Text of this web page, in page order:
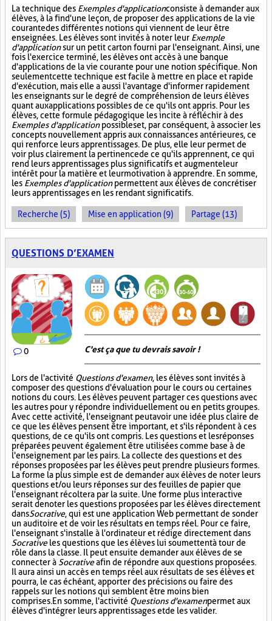
La technique des Exemples d'applicationconsiste à demander aux
élèves, à la fin d'une leçon, de proposer des applications de la vie
courante des différentes notions qui viennent de leur être
enseignées. Les élèves sont invités à noter leur Exemple
d'applicationsur un petit carton fourni par l'enseignant. Ainsi, une
fois l'exercice terminé, les élèves ont accès à une banque
d'applications de la vie courante pour une notion spécifique. Non
seulement cette technique est facile à mettre en place et rapide
d'exécution, mais elle a aussi l'avantage d'informer rapidement
les enseignants sur le degré de compréhension de leurs élèves
quant aux applications possibles de ce qu'ils ont appris. Pour les
élèves, cette formule pédagogique les incite à réfléchir à des
Exemples d'applicationpossibles et, par conséquent, à associer les
concepts nouvellement appris aux connaissances antérieures, ce
qui renforce leurs apprentissages. De plus, elle leur permet de
voir plus clairement la pertinence de ce qu'ils apprennent, ce qui
rend leurs apprentissages plus significatifs et augmente leur
intérêt pour la matière et leur motivation à apprendre. En somme,
les Exemples d'applicationpermettent aux élèves de concrétiser
leurs apprentissages en les rendant significatifs.
Recherche (5) Mise en application (9) Partage (13)
QUESTIONS D’EXAMEN
0 C'est ça que tu devrais savoir !
Lors de l'activité Questions d'examen, les élèves sont invités à
composer des questions d'évaluation pour le cours ou certaines
notions du cours. Les élèves peuvent partager ces questions avec
les autres pour y répondre individuellement ou en petits groupes.
Avec cette activité, l'enseignant peut avoir une idée plus claire de
ce que les élèves pensent être important, et s'ils répondent à ces
questions, de ce qu'ils ont compris. Les questions et les réponses
préparées peuvent également être utilisées comme base à de
l'enseignement par les pairs. La collecte des questions et des
réponses proposées par les élèves peut prendre plusieurs formes.
La forme la plus simple est de demander aux élèves de noter leurs
questions et/ou leurs réponses sur des feuilles de papier que
l'enseignant récoltera par la suite. Une forme plus interactive
serait de noter les questions proposées par les élèves directement
dansSocrative, qui est une application Web permettant de sonder
un auditoire et de voir les résultats en temps réel. Pour ce faire,
l'enseignant s'installe à l'ordinateur et rédige directement dans
Socrativeles questions que les élèves lui soumettent à tour de
rôle dans la classe. Il peut ensuite demander aux élèves de se
connecter à Socrativeafin de répondre aux questions proposées.
Il aura ainsi un accès en temps réel aux résultats de ses élèves et
pourra, le cas échéant, apporter des précisions ou faire des
rappels sur les notions qui semblent être moins bien
comprises. En somme, l'activité Questions d'examenpermet aux
élèves d'intégrer leurs apprentissages et de les valider.